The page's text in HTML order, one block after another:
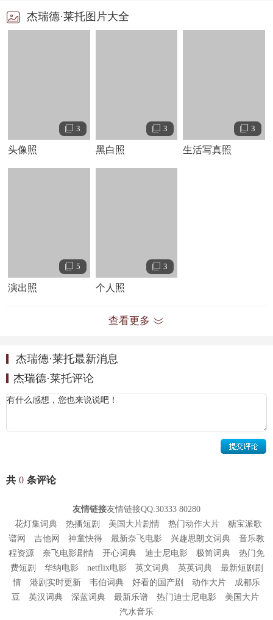
演摄影系，在纽约视觉艺术学院就读期间，莱托接触了大量纽约视觉
会，开始了演艺生涯。
年莱托出演了青春片《我所谓的生活》
（ My So-Called Life
），女主角是克莱尔·丹妮斯，这部剧虽然提前被
缺乏谈判筹码，俩人当即仓促签约，这为2009
口起诉乐队要求赔偿巨额违约金而埋下祸根 。
秒上火星”乐队主唱之前，他曾短暂地出现在一些电视
活》。虽然他后来出演了《搏击俱乐部》和《美国精神病人》等名
片，但他真正意义上的大银幕处女作是
梦》的温情家庭片 。
1999年，与小罗伯特·唐尼合作拍摄短片《Black and White》出演一位
与唐尼饰演的角色相恋。同年，客串由大卫·芬奇执
Angel Face。
年，参演《日落大道》饰演Glen Walker。
2002年，再度与导演大卫·芬奇合作，客串影星朱迪福斯特
主演的惊悚
片《战栗空间》。同年还与科林·法瑞尔合作，客串惊悚动作片《狙击
电话亭》，饰演科林·法瑞尔扮演的公关的客户，一位名叫Bobby的明
星，但其戏份在院线公映的版本中被最终删除。同年，历经在洛杉矶
各餐厅酒吧赶场驻唱四年之后，莱托的“三十秒上火星”摇滚乐队与维
京唱片签约，同年发行了第一张同名专辑《
杰瑞德·莱托图片大全
3
头像照
3
黑白照
3
生活写真照
5
演出照
3
个人照
查看更多
杰瑞德·莱托最新消息
杰瑞德·莱托评论
共 0 条评论
友情链接友情链接QQ:30333 80280
花灯集词典
热播短剧 美国大片剧情 热门动作大片
糖宝派歌
谱网
吉他网 神童快得 最新奈飞电影 兴趣思朗文词典
音乐教
程资源
奈飞电影剧情 开心词典 迪士尼电影 极简词典
热门免
费短剧
华纳电影 netflix电影 英文词典 英英词典
最新短剧剧
情
港剧实时更新 韦伯词典 好看的国产剧 动作大片
成都乐
豆
英汉词典 深蓝词典 最新乐谱 热门迪士尼电影
美国大片
汽水音乐